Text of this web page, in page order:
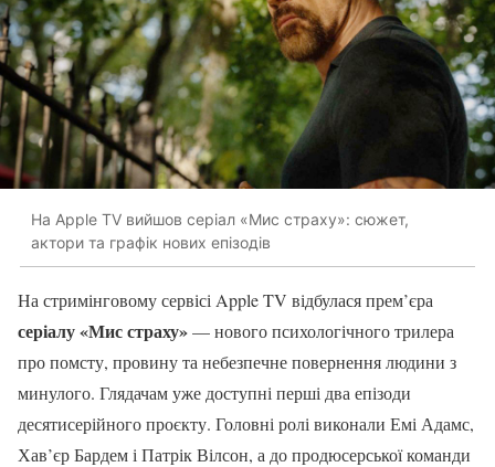
На Apple TV вийшов серіал «Мис страху»: сюжет,
актори та графік нових епізодів
На стримінговому сервісі Apple TV відбулася прем’єра
серіалу «Мис страху»— нового психологічного трилера
про помсту, провину та небезпечне повернення людини з
минулого. Глядачам уже доступні перші два епізоди
десятисерійного проєкту. Головні ролі виконали Емі Адамс,
Хав’єр Бардем і Патрік Вілсон, а до продюсерської команди